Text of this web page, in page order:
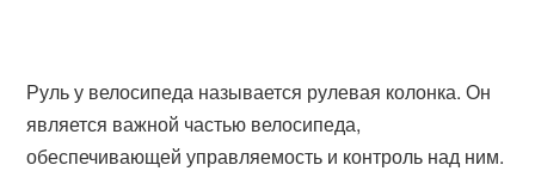
Руль у велосипеда называется рулевая колонка. Он
является важной частью велосипеда,
обеспечивающей управляемость и контроль над ним.